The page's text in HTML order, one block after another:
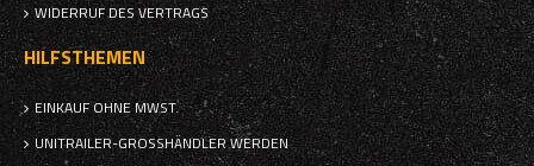
WIDERRUF DES VERTRAGS
HILFSTHEMEN
EINKAUF OHNE MWST.
UNITRAILER-GROSSHÄNDLER WERDEN